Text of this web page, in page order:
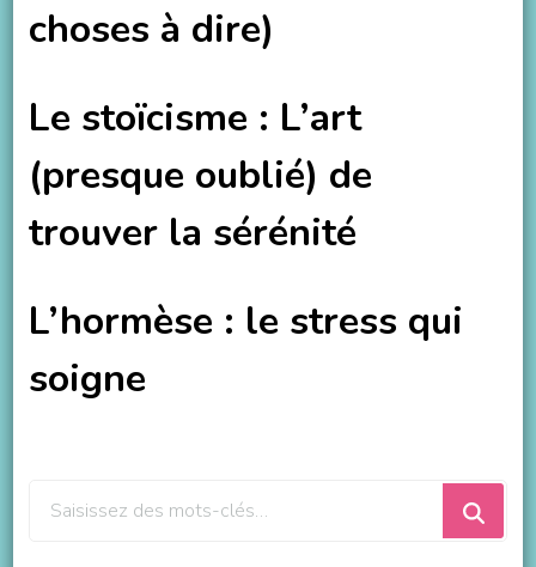
choses à dire)
Le stoïcisme : L’art
(presque oublié) de
trouver la sérénité
L’hormèse : le stress qui
soigne